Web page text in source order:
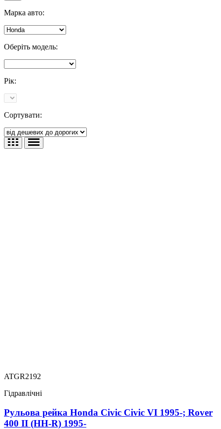
Марка авто:
Оберіть модель:
Рік:
Сортувати:
ATGR2192
Гідравлічні
Рульова рейка Honda Civic Civic VI 1995-; Rover
400 II (HH-R) 1995-